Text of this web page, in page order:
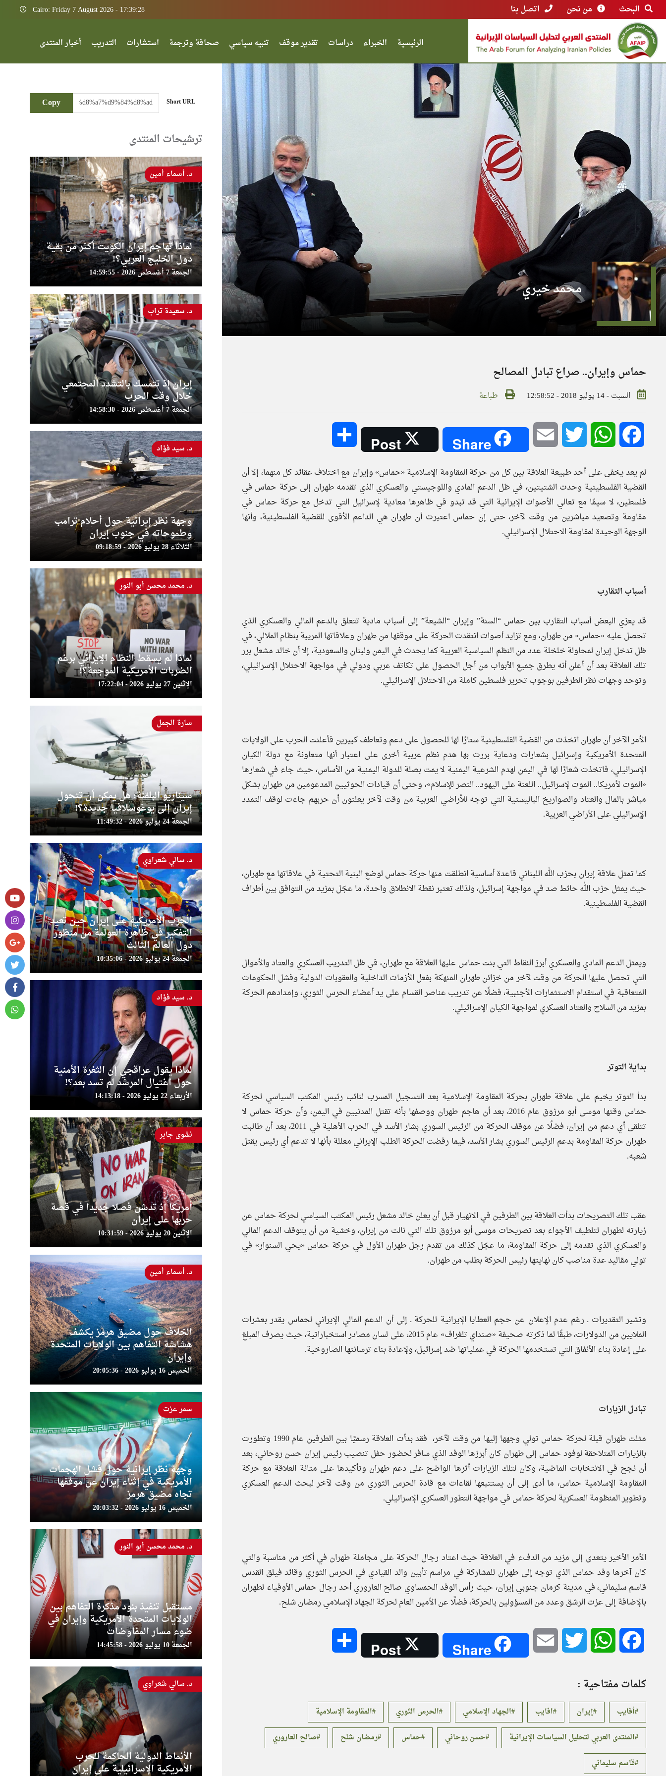
البحث من نحن اتصل بنا Cairo: Friday 7 August 2026 - 17:39:28
الرئيسية الخبراء دراسات تقدير موقف تنبيه سياسي صحافة وترجمة استشارات التدريب أخبار المنتدى
محمد خيري
حماس وإيران.. صراع تبادل المصالح
السبت - 14 يوليو 2018 - 12:58:52 طباعة
Facebook
WhatsApp
Twitter
Email
Share
Post
لم يعد يخفى على أحد طبيعة العلاقة بين كل من حركة المقاومة الإسلامية «حماس» وإيران مع اختلاف عقائد كل منهما، إلا أن
القضية الفلسطينية وحدت الشتيتين، في ظل الدعم المادي واللوجيستي والعسكري الذي تقدمه طهران إلى حركة حماس في
فلسطين، لا سيمًا مع تعالي الأصوات الإيرانية التي قد تبدو في ظاهرها معادية لإسرائيل التي تدخل مع حركة حماس في
مقاومة وتصعيد مباشرين من وقت لآخر، حتى إن حماس اعتبرت أن طهران هي الداعم الأقوى للقضية الفلسطينية، وأنها
الوجهة الوحيدة لمقاومة الاحتلال الإسرائيلي.
أسباب التقارب
قد يعزي البعض أسباب التقارب بين حماس “السنة” وإيران “الشيعة” إلى أسباب مادية تتعلق بالدعم المالي والعسكري الذي
تحصل عليه «حماس» من طهران، ومع تزايد أصوات انتقدت الحركة على موقفها من طهران وعلاقاتها المريبة بنظام الملالي، في
ظل تدخل إيران لمحاولة خلخلة عدد من النظم السياسية العربية كما يحدث في اليمن ولبنان والسعودية، إلا أن خالد مشعل برر
تلك العلاقة بعد أن أعلن أنه يطرق جميع الأبواب من أجل الحصول على تكاتف عربي ودولي في مواجهة الاحتلال الإسرائيلي،
وتوحد وجهات نظر الطرفين بوجوب تحرير فلسطين كاملة من الاحتلال الإسرائيلي.
الأمر الآخر أن طهران اتخذت من القضية الفلسطينية ستارًا لها للحصول على دعم وتعاطف كبيرين فأعلنت الحرب على الولايات
المتحدة الأمريكية وإسرائيل بشعارات ودعاية بررت بها هدم نظم عربية أخرى على اعتبار أنها متعاونة مع دولة الكيان
الإسرائيلي، فاتخذت شعارًا لها في اليمن لهدم الشرعية اليمنية لا يمت بصلة للدولة اليمنية من الأساس، حيث جاء في شعارها
«الموت لأمريكا.. الموت لإسرائيل.. اللعنة على اليهود.. النصر للإسلام»، وحتى أن قيادات الحوثيين المدعومين من طهران بشكل
مباشر بالمال والعتاد والصواريخ الباليستية التي توجه للأراضي العربية من وقت لآخر يعلنون أن حربهم جاءت لوقف التمدد
الإٍسرائيلي على الأراضي العربية.
كما تمثل علاقة إيران بحزب الله اللبناني قاعدة أساسية انطلقت منها حركة حماس لوضع البنية التحتية في علاقاتها مع طهران،
حيث يمثل حزب الله حائط صد في مواجهة إسرائيل، ولذلك تعتبر نقطة الانطلاق واحدة، ما عجّل بمزيد من التوافق بين أطراف
القضية الفلسطينية.
ويمثل الدعم المادي والعسكري أبرز النقاط التي بنت حماس عليها العلاقة مع طهران، في ظل التدريب العسكري والعتاد والأموال
التي تحصل عليها الحركة من وقت لآخر من خزائن طهران المنهكة بفعل الأزمات الداخلية والعقوبات الدولية وفشل الحكومات
المتعاقبة في استقدام الاستثمارات الأجنبية، فضلًا عن تدريب عناصر القسام على يد أعضاء الحرس الثوري، وإمدادهم الحركة
بمزيد من السلاح والعتاد العسكري لمواجهة الكيان الإسرائيلي.
بداية التوتر
بدأ التوتر يخيم على علاقة طهران بحركة المقاومة الإسلامية بعد التسجيل المسرب لنائب رئيس المكتب السياسي لحركة
حماس وقتها موسى أبو مرزوق عام 2016، بعد أن هاجم طهران ووصفها بأنه تقتل المدنيين في اليمن، وأن حركة حماس لا
تتلقى أي دعم من إيران، فضلًا عن موقف الحركة من الرئيس السوري بشار الأسد في الحرب الأهلية في 2011، بعد أن طالبت
طهران حركة المقاومة بدعم الرئيس السوري بشار الأسد، فيما رفضت الحركة الطلب الإيراني معللة بأنها لا تدعم أي رئيس يقتل
شعبه.
عقب تلك التصريحات بدأت العلاقة بين الطرفين في الانهيار قبل أن يعلن خالد مشعل رئيس المكتب السياسي لحركة حماس عن
زيارته لطهران لتلطيف الأجواء بعد تصريحات موسى أبو مرزوق تلك التي نالت من إيران، وخشية من أن يتوقف الدعم المالي
والعسكري الذي تقدمه إلى حركة المقاومة، ما عجّل كذلك من تقدم رجل طهران الأول في حركة حماس «يحي السنوار» في
تولي مقاليد عدة مناصب كان نهايتها رئيس الحركة بطلب من طهران.
وتشير التقديرات ـ رغم عدم الإعلان عن حجم العطايا الإيرانية للحركة ـ إلى أن الدعم المالي الإيراني لحماس يقدر بعشرات
الملايين من الدولارات، طبقًا لما ذكرته صحيفة «صنداي تلغراف» عام 2015، على لسان مصادر استخباراتية، حيث يصرف المبلغ
على إعادة بناء الأنفاق التي تستخدمها الحركة في عملياتها ضد إسرائيل، ولإعادة بناء ترسانتها الصاروخية.
تبادل الزيارات
مثلت طهران قبلة لحركة حماس تولي وجهها إليها من وقت لآخر، فقد بدأت العلاقة رسميًا بين الطرفين عام 1990 وتطورت
بالزيارات المتلاحقة لوفود حماس إلى طهران كان أبرزها الوفد الذي سافر لحضور حفل تنصيب رئيس إيران حسن روحاني، بعد
أن نجح في الانتخابات الماضية، وكان لتلك الزيارات أثرها الواضح على دعم طهران وتأكيدها على متانة العلاقة مع حركة
المقاومة الإسلامية حماس، ما أدى إلى أن يستتبعها لقاءات مع قادة الحرس الثوري من وقت لآخر لبحث الدعم العسكري
وتطوير المنظومة العسكرية لحركة حماس في مواجهة التطور العسكري الإسرائيلي.
الأمر الأخير يتعدى إلى مزيد من الدفء في العلاقة حيث اعتاد رجال الحركة على مجاملة طهران في أكثر من مناسبة والتي
كان آخرها وفد حماس الذي توجه إلى طهران للمشاركة في مراسم تأبين والد القيادي في الحرس الثوري وقائد فيلق القدس
قاسم سليماني، في مدينة كرمان جنوبي إيران، حيث رأس الوفد الحمساوي صالح العاروري أحد رجال حماس الأوفياء لطهران
بالإضافة إلى عزت الرشق وعدد من المسؤولين بالحركة، فضلًا عن الأمين العام لحركة الجهاد الإسلامي رمضان شلح.
Facebook
WhatsApp
Twitter
Email
Share
Post
كلمات مفتاحية :
أفايب إيران افايب الجهاد الإسلامي الحرس الثوري
المقاومة الإسلامية
المنتدى العربي لتحليل السياسات الإيرانية
حسن روحاني حماس رمضان شلح
صالح العاروري
قاسم سليماني
Short URL
Copy
ترشيحات المنتدى
لماذا تهاجم إيران الكويت أكثر من بقية
دول الخليج العربي؟!
الجمعة 7 أغسطس 2026 - 14:59:55
د. أسماء أمين
إيران إذ تتمسك بالتشدد المجتمعي
خلال وقت الحرب
الجمعة 7 أغسطس 2026 - 14:58:30
د. سعيدة تراب
وجهة نظر إيرانية حول أحلام ترامب
وطموحاته في جنوب إيران
الثلاثاء 28 يوليو 2026 - 09:18:59
د. سيد فؤاد
لماذا لم يسقط النظام الإيراني برغم
الضربات الأمريكية الموجعة؟!
الإثنين 27 يوليو 2026 - 17:22:04
د. محمد محسن أبو النور
سيناريو البلقنة: هل يمكن أن تتحول
إيران إلى يوغوسلافيا جديدة؟!
الجمعة 24 يوليو 2026 - 11:49:32
سارة الجمل
الحرب الأمريكية على إيران حين تعيد
التفكير في ظاهرة العولمة من منظور
دول العالم الثالث
الجمعة 24 يوليو 2026 - 10:35:06
د. سالي شعراوي
لماذا يقول عراقجي إن الثغرة الأمنية
حول اغتيال المرشد لم تسد بعد؟!
الأربعاء 22 يوليو 2026 - 14:13:18
د. سيد فؤاد
أمريكا إذ تدشن فصلا جديدا في قصة
حربها على إيران
الإثنين 20 يوليو 2026 - 10:31:59
نشوى جابر
الخلاف حول مضيق هرمز يكشف
هشاشة التفاهم بين الولايات المتحدة
وإيران
الخميس 16 يوليو 2026 - 20:05:36
د. أسماء أمين
وجهة نظر إيرانية حول فشل الهجمات
الأمريكية في إثناء إيران عن موقفها
تجاه مضيق هرمز
الخميس 16 يوليو 2026 - 20:03:32
سمر عزت
مستقبل تنفيذ بنود مذكرة التفاهم بين
الولايات المتحدة الأمريكية وإيران في
ضوء مسار المفاوضات
الجمعة 10 يوليو 2026 - 14:45:58
د. محمد محسن أبو النور
الأنماط الدولية الحاكمة للحرب
الأمريكية الإسرائيلية على إيران
د. سالي شعراوي